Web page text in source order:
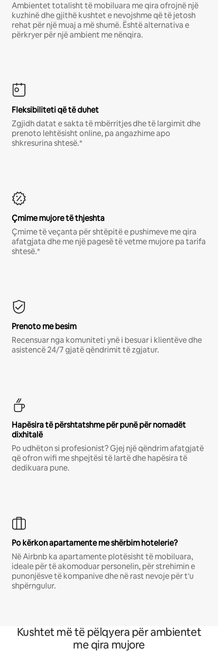
Ambientet totalisht të mobiluara me qira ofrojnë një
kuzhinë dhe gjithë kushtet e nevojshme që të jetosh
rehat për një muaj a më shumë. Është alternativa e
përkryer për një ambient me nënqira.
Fleksibiliteti që të duhet
Zgjidh datat e sakta të mbërritjes dhe të largimit dhe
prenoto lehtësisht online, pa angazhime apo
shkresurina shtesë.*
Çmime mujore të thjeshta
Çmime të veçanta për shtëpitë e pushimeve me qira
afatgjata dhe me një pagesë të vetme mujore pa tarifa
shtesë.*
Prenoto me besim
Recensuar nga komuniteti ynë i besuar i klientëve dhe
asistencë 24/7 gjatë qëndrimit të zgjatur.
Hapësira të përshtatshme për punë për nomadët
dixhitalë
Po udhëton si profesionist? Gjej një qëndrim afatgjatë
që ofron wifi me shpejtësi të lartë dhe hapësira të
dedikuara pune.
Po kërkon apartamente me shërbim hotelerie?
Në Airbnb ka apartamente plotësisht të mobiluara,
ideale për të akomoduar personelin, për strehimin e
punonjësve të kompanive dhe në rast nevoje për t'u
shpërngulur.
Kushtet më të pëlqyera për ambientet
me qira mujore